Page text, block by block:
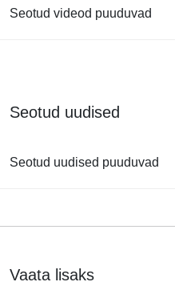
Seotud videod puuduvad
Seotud uudised
Seotud uudised puuduvad
Vaata lisaks